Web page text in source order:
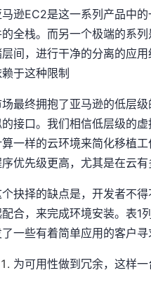
马逊EC2是这一系列产品中
全栈。而另一个极端的系
间，进行干净的分离的应
于这种限制
最终拥抱了亚马逊的低层
接口。我们相信低层级的
一样的云环境来简化移植
优先级更高，尤其是在云有
抉择的缺点是，开发者不
合，来完成环境安装。表1
了一些有着简单应用的客户
为可用性做到冗余，这样一